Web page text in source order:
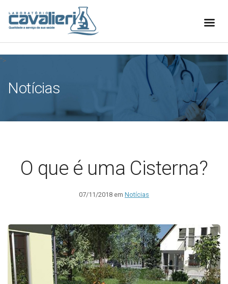
[elfsight_whatsapp_chat id="1"]
">
Notícias
O que é uma Cisterna?
07/11/2018 em Notícias